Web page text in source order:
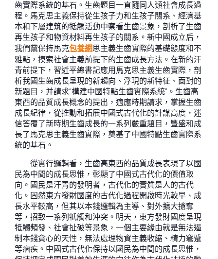
齒實際系統的基石。生齒題目一直隨同人類社會成長過
程。馬克思主義保持從生孩子力和生孩子關系、經濟基
本和下層建筑的牴觸活動中察看生齒景象，剖析了生齒
再生孩子和物資材料再生孩子的關系。新中國成立后，
我們黨保持馬克包養網思主義生齒實際的基礎態度和不
雅點，摸索社會主義前提下的生齒成長方法。在新的汗
青前提下，習近平總書記應用馬克思主義生齒實際，剖
析我國生齒成長呈現的新趨向、浮現的新特征、面對的
新題目，并請求“構建中國特點生齒實際系統”。生齒高
東西的品質成長概念的提出，適應時期請求，掌握生齒
成長紀律，從推動和拓展中國式古代化的計謀高度，迷
信答覆了新時期生齒成長的一系列嚴重題目，豐盛和成
長了馬克思主義生齒實際，奠基了中國特點生齒實際系
統的基石。
從實行邏輯看，生齒高東西的品質成長表現了以國
民為中間的成長思惟，彰顯了中國式古代化的價值取
向。國民是汗青的發明者，古代化的實質是人的古代
化。固然東方發財國度的古代化過程開啟時光較早、成
長水平較高，但其以本錢邏輯為主導、對外擴大搶奪
等，招致一系列牴觸和沖突。明天，東方發財國度呈現
牴觸頻發、社會扯破等景象，一個主要緣由就是無法遏
制本錢貪心的天性，無法處理物資主義收縮、精力窘蹙
等痼疾。中國式古代化保持以國民為中間的成長思惟，